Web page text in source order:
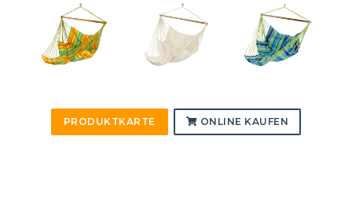
PRODUKTKARTE ONLINE KAUFEN